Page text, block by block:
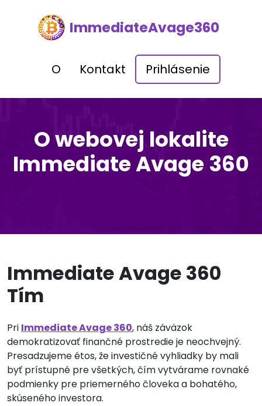
ImmediateAvage360
O Kontakt Prihlásenie
O webovej lokalite
Immediate Avage 360
Immediate Avage 360
Tím
Pri Immediate Avage 360, náš záväzok
demokratizovať finančné prostredie je neochvejný.
Presadzujeme étos, že investičné vyhliadky by mali
byť prístupné pre všetkých, čím vytvárame rovnaké
podmienky pre priemerného človeka a bohatého,
skúseného investora.